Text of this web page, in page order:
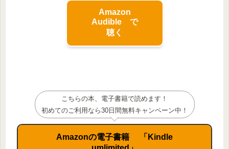
Amazon
Audible で
聴く
こちらの本、電子書籍で読めます！
初めてのご利用なら30日間無料キャンペーン中！
Amazonの電子書籍 「Kindle